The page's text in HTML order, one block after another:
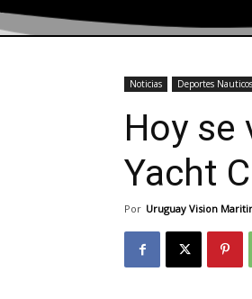
Noticias Deportes Nauticos
Hoy se
Yacht
Por Uruguay Vision